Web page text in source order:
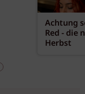
Achtung
Red - die
Herbst